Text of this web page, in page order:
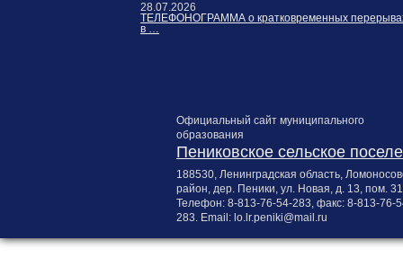
28.07.2026
ТЕЛЕФОНОГРАММА о кратковременных
в …
Официальный сайт муниципального
образования
Пениковское сельское
188530, Ленинградская область,
район, дер. Пеники, ул. Новая, д. 13, пом. 31
Телефон: 8-813-76-54-283, факс: 8-813-76-
283. Email: lo.lr.peniki@mail.ru